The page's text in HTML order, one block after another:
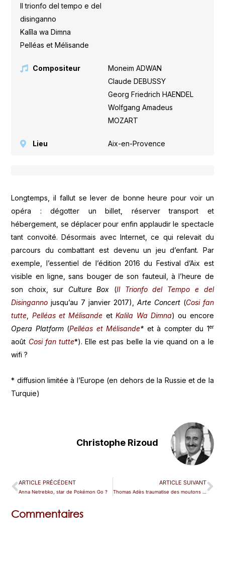
Il trionfo del tempo e del
disinganno
Kalîla wa Dimna
Pelléas et Mélisande
Compositeur Moneim ADWAN
Claude DEBUSSY
Georg Friedrich HAENDEL
Wolfgang Amadeus
MOZART
Lieu Aix-en-Provence
Longtemps, il fallut se lever de bonne heure pour voir un
opéra : dégotter un billet, réserver transport et
hébergement, se déplacer pour enfin applaudir le spectacle
tant convoité. Désormais avec Internet, ce qui relevait du
parcours du combattant est devenu un jeu d’enfant. Par
exemple, l’essentiel de l’édition 2016 du Festival d’Aix est
visible en ligne, sans bouger de son fauteuil, à l’heure de
son choix, sur Culture Box (Il Trionfo del Tempo e del
Disinganno jusqu’au 7 janvier 2017), Arte Concert(Cosi fan
tutte
Pelléas et Mélisande etKalila Wa Dimna) ou encore
Opera Platform(Pelléas et Mélisande* et à compter du 1er
août Cosi fan tutte*). Elle est pas belle la vie quand on a le
wifi ?
* diffusion limitée à l’Europe (en dehors de la Russie et de la
Turquie)
Christophe Rizoud
ARTICLE PRÉCÉDENT
Anna Netrebko, star de Pokémon Go ?
ARTICLE SUIVANT
Thomas Adès traumatise des moutons à Salzbourg
Commentaires